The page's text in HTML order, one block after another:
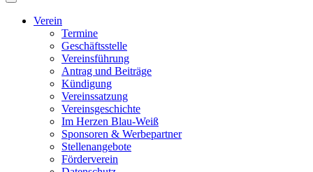
Verein
Termine
Geschäftsstelle
Vereinsführung
Antrag und Beiträge
Kündigung
Vereinssatzung
Vereinsgeschichte
Im Herzen Blau-Weiß
Sponsoren & Werbepartner
Stellenangebote
Förderverein